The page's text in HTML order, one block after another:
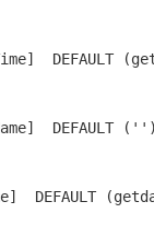
DEFAULT
DEFAULT
DEFAULT